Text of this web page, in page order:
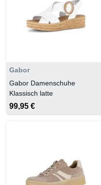
Gabor
Gabor Damenschuhe
Klassisch latte
99,95 €